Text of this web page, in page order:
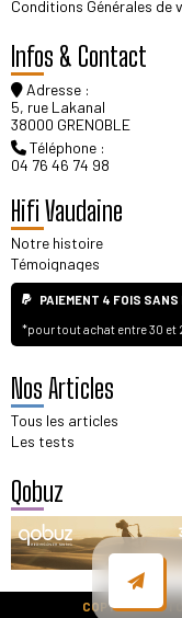
Conditions Générales de
Infos & Contact
Adresse :
5, rue Lakanal
38000 GRENOBLE
Téléphone :
04 76 46 74 98
Hifi Vaudaine
Notre histoire
Témoignages
PAIEMENT 4 FOIS
*pour tout achat entre 30 et
Nos Articles
Tous les articles
Les tests
Qobuz
COPYRIGHT ©